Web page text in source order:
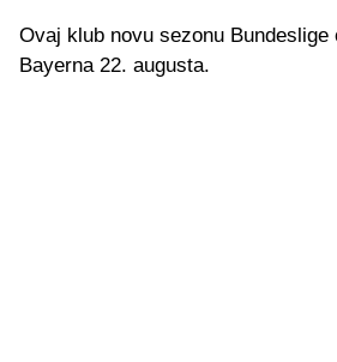
Ovaj klub novu sezonu
Bayerna 22. augusta.